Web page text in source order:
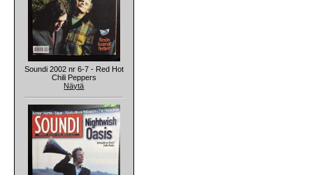
Soundi 2002 nr 6-7 - Red Hot
Chili Peppers
Näytä